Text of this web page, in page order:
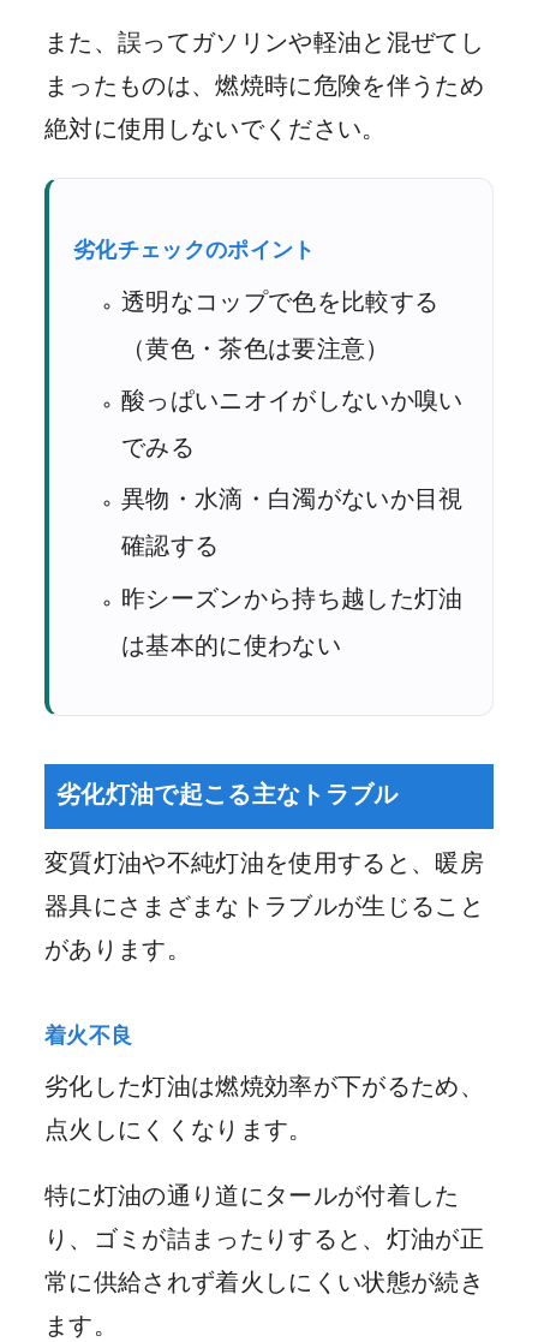
また、誤ってガソリンや軽油と混ぜてし
まったものは、燃焼時に危険を伴うため
絶対に使用しないでください。
劣化チェックのポイント
透明なコップで色を比較する
（黄色・茶色は要注意）
酸っぱいニオイがしないか嗅い
でみる
異物・水滴・白濁がないか目視
確認する
昨シーズンから持ち越した灯油
は基本的に使わない
劣化灯油で起こる主なトラブル
変質灯油や不純灯油を使用すると、暖房
器具にさまざまなトラブルが生じること
があります。
着火不良
劣化した灯油は燃焼効率が下がるため、
点火しにくくなります。
特に灯油の通り道にタールが付着した
り、ゴミが詰まったりすると、灯油が正
常に供給されず着火しにくい状態が続き
ます。